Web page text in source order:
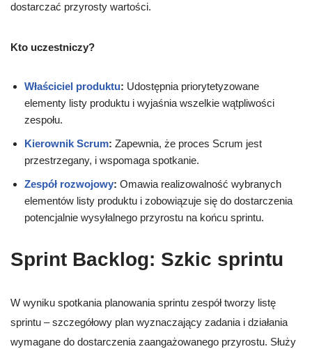
dostarczać przyrosty wartości.
Kto uczestniczy?
Właściciel produktu: Udostępnia priorytetyzowane
elementy listy produktu i wyjaśnia wszelkie wątpliwości
zespołu.
Kierownik Scrum: Zapewnia, że proces Scrum jest
przestrzegany, i wspomaga spotkanie.
Zespół rozwojowy: Omawia realizowalność wybranych
elementów listy produktu i zobowiązuje się do dostarczenia
potencjalnie wysyłalnego przyrostu na końcu sprintu.
Sprint Backlog: Szkic sprintu
W wyniku spotkania planowania sprintu zespół tworzy listę
sprintu – szczegółowy plan wyznaczający zadania i działania
wymagane do dostarczenia zaangażowanego przyrostu. Służy